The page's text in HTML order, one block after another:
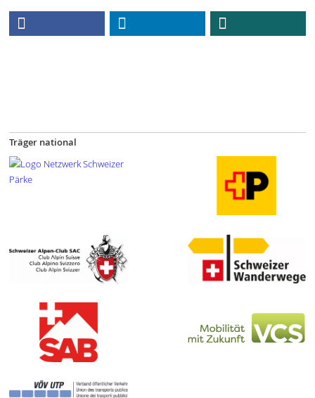
Träger national